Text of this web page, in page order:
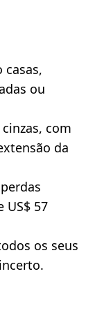
ou
com
da
US$ 57
os seus